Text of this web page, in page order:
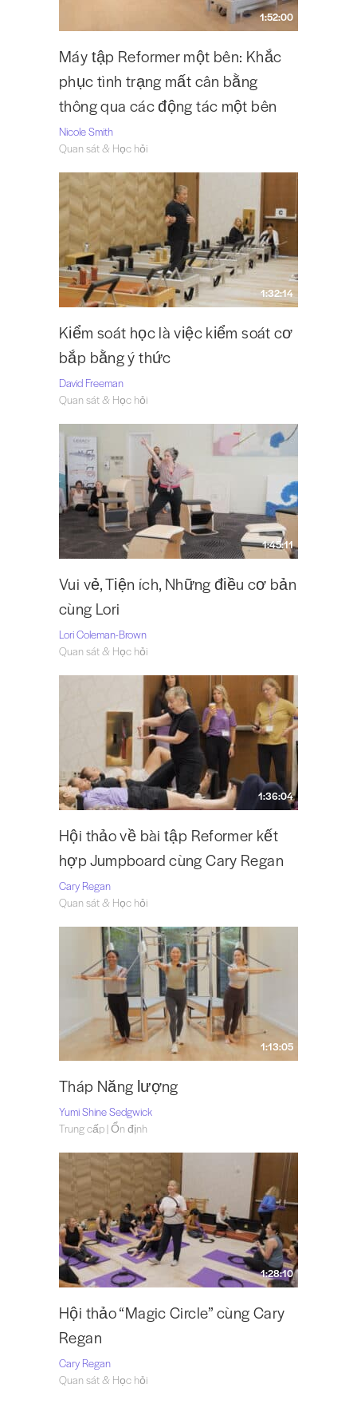
1:52:00
Máy tập Reformer một bên: Khắc
phục tình trạng mất cân bằng
thông qua các động tác một bên
Nicole Smith
Quan sát & Học hỏi
1:32:14
Kiểm soát học là việc kiểm soát cơ
bắp bằng ý thức
David Freeman
Quan sát & Học hỏi
1:45:11
Vui vẻ, Tiện ích, Những điều cơ bản
cùng Lori
Lori Coleman-Brown
Quan sát & Học hỏi
1:36:04
Hội thảo về bài tập Reformer kết
hợp Jumpboard cùng Cary Regan
Cary Regan
Quan sát & Học hỏi
1:13:05
Tháp Năng lượng
Yumi Shine Sedgwick
Trung cấp | Ổn định
1:28:10
Hội thảo “Magic Circle” cùng Cary
Regan
Cary Regan
Quan sát & Học hỏi